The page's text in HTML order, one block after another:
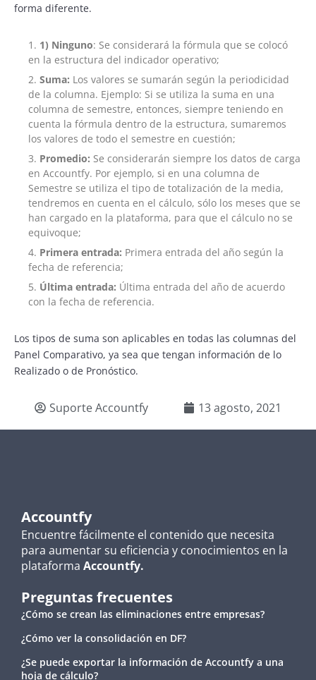
forma diferente.
1) Ninguno: Se considerará la fórmula que se colocó
en la estructura del indicador operativo;
Suma: Los valores se sumarán según la periodicidad
de la columna. Ejemplo: Si se utiliza la suma en una
columna de semestre, entonces, siempre teniendo en
cuenta la fórmula dentro de la estructura, sumaremos
los valores de todo el semestre en cuestión;
Promedio: Se considerarán siempre los datos de carga
en Accountfy. Por ejemplo, si en una columna de
Semestre se utiliza el tipo de totalización de la media,
tendremos en cuenta en el cálculo, sólo los meses que se
han cargado en la plataforma, para que el cálculo no se
equivoque;
Primera entrada: Primera entrada del año según la
fecha de referencia;
Última entrada: Última entrada del año de acuerdo
con la fecha de referencia.
Los tipos de suma son aplicables en todas las columnas del
Panel Comparativo, ya sea que tengan información de lo
Realizado o de Pronóstico.
Suporte Accountfy 13 agosto, 2021
Accountfy
Encuentre fácilmente el contenido que necesita
para aumentar su eficiencia y conocimientos en la
plataforma Accountfy.
Preguntas frecuentes
¿Cómo se crean las eliminaciones entre empresas?
¿Cómo ver la consolidación en DF?
¿Se puede exportar la información de Accountfy a una
hoja de cálculo?